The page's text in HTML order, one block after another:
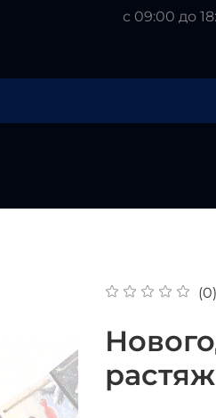
с 09:00 до
(0)